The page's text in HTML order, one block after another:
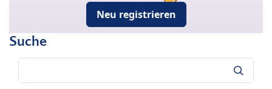
Neu registrieren
Suche